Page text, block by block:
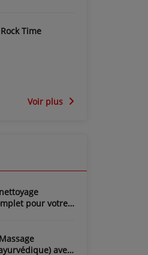
Time
Voir plus
pour votre
avec